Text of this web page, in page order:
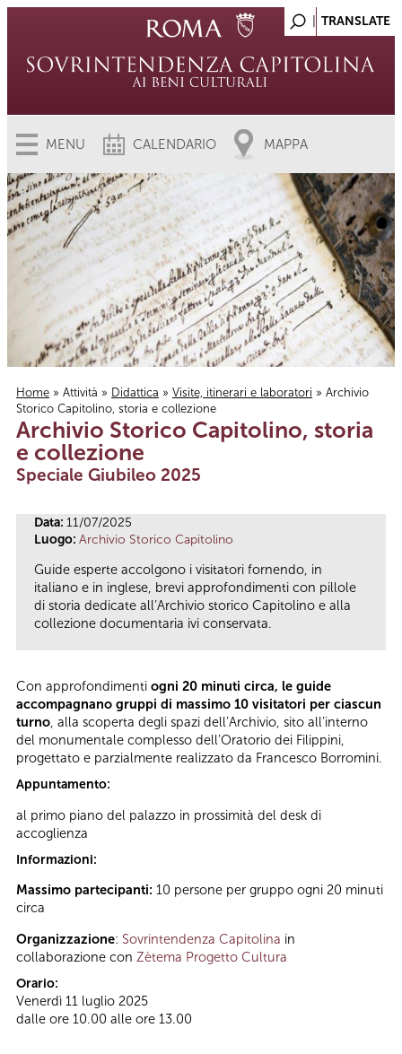
MENU CALENDARIO MAPPA
Tu sei qui
Home » Attività » Didattica » Visite, itinerari e laboratori » Archivio
Storico Capitolino, storia e collezione
Archivio Storico Capitolino, storia
e collezione
Speciale Giubileo 2025
Data: 11/07/2025
Luogo: Archivio Storico Capitolino
Guide esperte accolgono i visitatori fornendo, in
italiano e in inglese, brevi approfondimenti con pillole
di storia dedicate all’Archivio storico Capitolino e alla
collezione documentaria ivi conservata.
Con approfondimenti ogni 20 minuti circa, le guide
accompagnano gruppi di massimo 10 visitatori per ciascun
turno, alla scoperta degli spazi dell’Archivio, sito all’interno
del monumentale complesso dell’Oratorio dei Filippini,
progettato e parzialmente realizzato da Francesco Borromini.
Appuntamento:
al primo piano del palazzo in prossimità del desk di
accoglienza
Informazioni:
Massimo partecipanti: 10 persone per gruppo ogni 20 minuti
circa
Organizzazione: Sovrintendenza Capitolina in
collaborazione con Zètema Progetto Cultura
Orario:
Venerdì 11 luglio 2025
dalle ore 10.00 alle ore 13.00